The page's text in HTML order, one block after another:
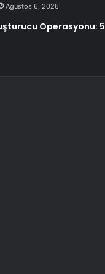
Ağustos 6, 2026
Operasyonu: 5